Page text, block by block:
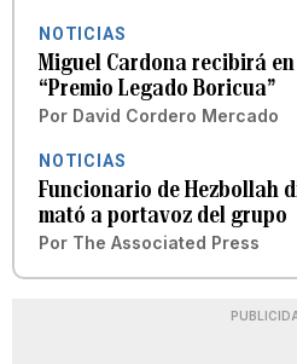
NOTICIAS
Miguel Cardona recibirá en
“Premio Legado Boricua”
Por David Cordero Mercado
NOTICIAS
Funcionario de Hezbollah
mató a portavoz del grupo
Por The Associated Press